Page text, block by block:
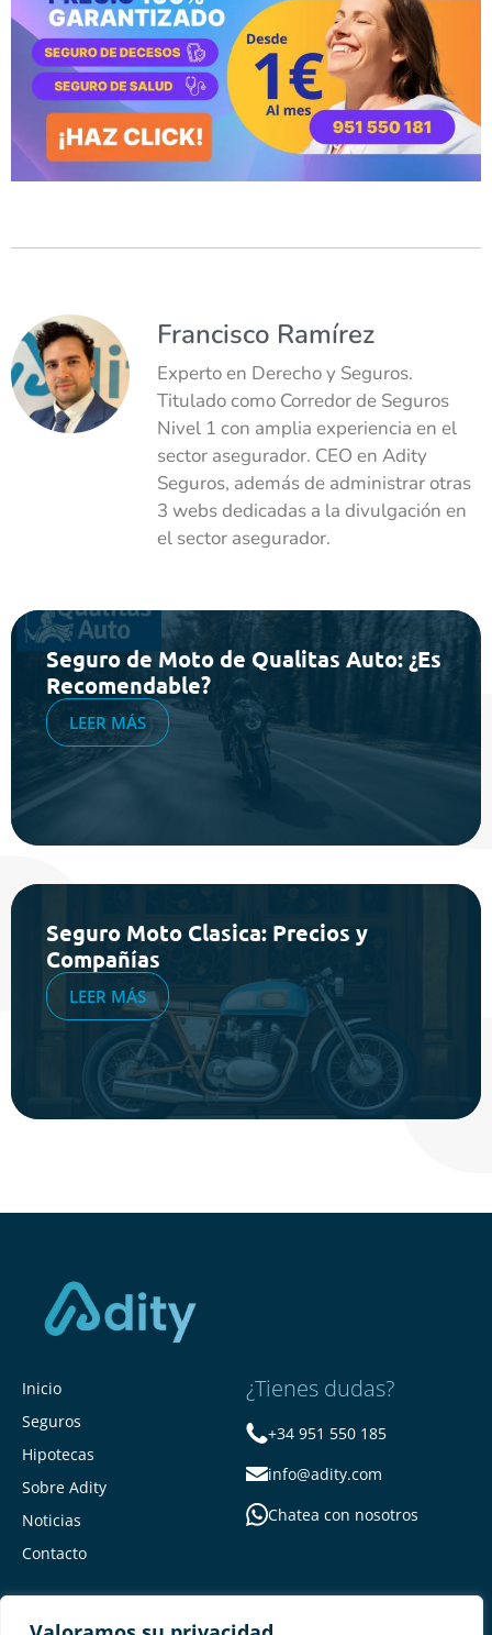
Francisco Ramírez
Experto en Derecho y Seguros.
Titulado como Corredor de Seguros
Nivel 1 con amplia experiencia en el
sector asegurador. CEO en Adity
Seguros, además de administrar otras
3 webs dedicadas a la divulgación en
el sector asegurador.
Seguro de Moto de Qualitas Auto: ¿Es
Recomendable?
LEER MÁS
Seguro Moto Clasica: Precios y
Compañías
LEER MÁS
Inicio
Seguros
Hipotecas
Sobre Adity
Noticias
Contacto
¿Tienes dudas?
+34 951 550 185
info@adity.com
Chatea con nosotros